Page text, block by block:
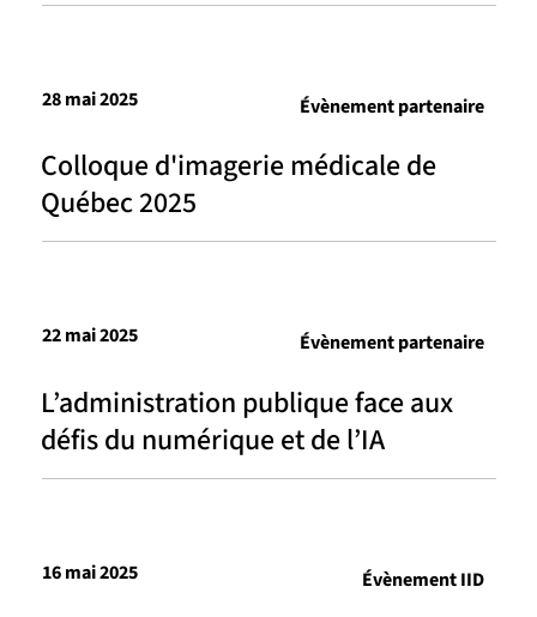
Colloque d'imagerie médicale de
Québec 2025
28 mai 2025 Évènement partenaire
L’administration publique face aux
défis du numérique et de l’IA
22 mai 2025 Évènement partenaire
16 mai 2025 Évènement IID